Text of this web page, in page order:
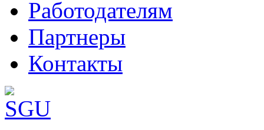
Работодателям
Партнеры
Контакты